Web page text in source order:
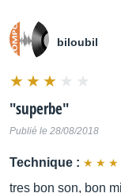
biloubil
"superbe"
Publié le 28/08/2018
Technique :
tres bon son, bon